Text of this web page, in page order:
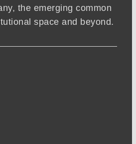
the emerging common
space and beyond.